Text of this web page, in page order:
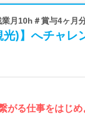
月10h＃賞与4ヶ月
)】へチャレ
る仕事をはじめ